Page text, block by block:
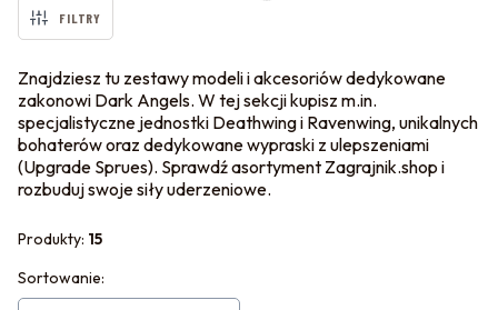
FILTRY
Znajdziesz tu zestawy modeli i akcesoriów dedykowane
zakonowi Dark Angels. W tej sekcji kupisz m.in.
specjalistyczne jednostki Deathwing i Ravenwing, unikalnych
bohaterów oraz dedykowane wypraski z ulepszeniami
(Upgrade Sprues). Sprawdź asortyment Zagrajnik.shop i
rozbuduj swoje siły uderzeniowe.
Produkty: 15
LISTA PRODUKTÓW
Sortowanie: